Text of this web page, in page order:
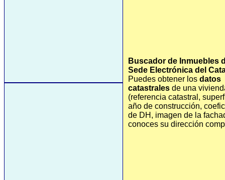
Buscador de Inmuebles
Sede Electrónica del
Puedes obtener los datos
catastrales de una
(referencia catastral,
año de construcción,
de DH, imagen de la
conoces su dirección